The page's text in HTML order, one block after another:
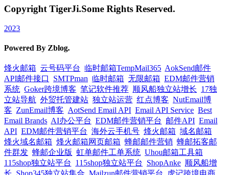
Copyright TigerJi.Some Rights Reserved.
2023
Powered By Zblog.
烽火邮箱 云号码平台 临时邮箱TempMail365 AokSend邮件
API邮件接口
SMTPman 临时邮箱 无限邮箱 EDM邮件营销
系统 Goker跨境博客 笔记软件推荐 顺风船独立站增长 17独
立站导航 外贸托管建站 独立站运营 红点博客 NutEmail博
客 ZunEmail博客 AotSend Email API Email API Service Best
Email Brands AI办公平台 EDM邮件营销平台 邮件API Email
API EDM邮件营销平台 海外云手机号 烽火邮箱 域名邮箱
烽火域名邮箱 烽火邮箱网页邮箱 蜂邮邮件营销 蜂邮拓客邮
件群发 蜂邮企业版 虹单邮件工单系统 Uhou邮箱工具箱
115shop独立站平台
115shop独立站平台 ShopAnke 顺风船增